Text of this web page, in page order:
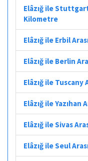
Elâzığ ile
Kilometre
Elâzığ ile Erbil
Elâzığ ile Berlin
Elâzığ ile Tuscany
Elâzığ ile Yazıhan
Elâzığ ile Sivas
Elâzığ ile Seul